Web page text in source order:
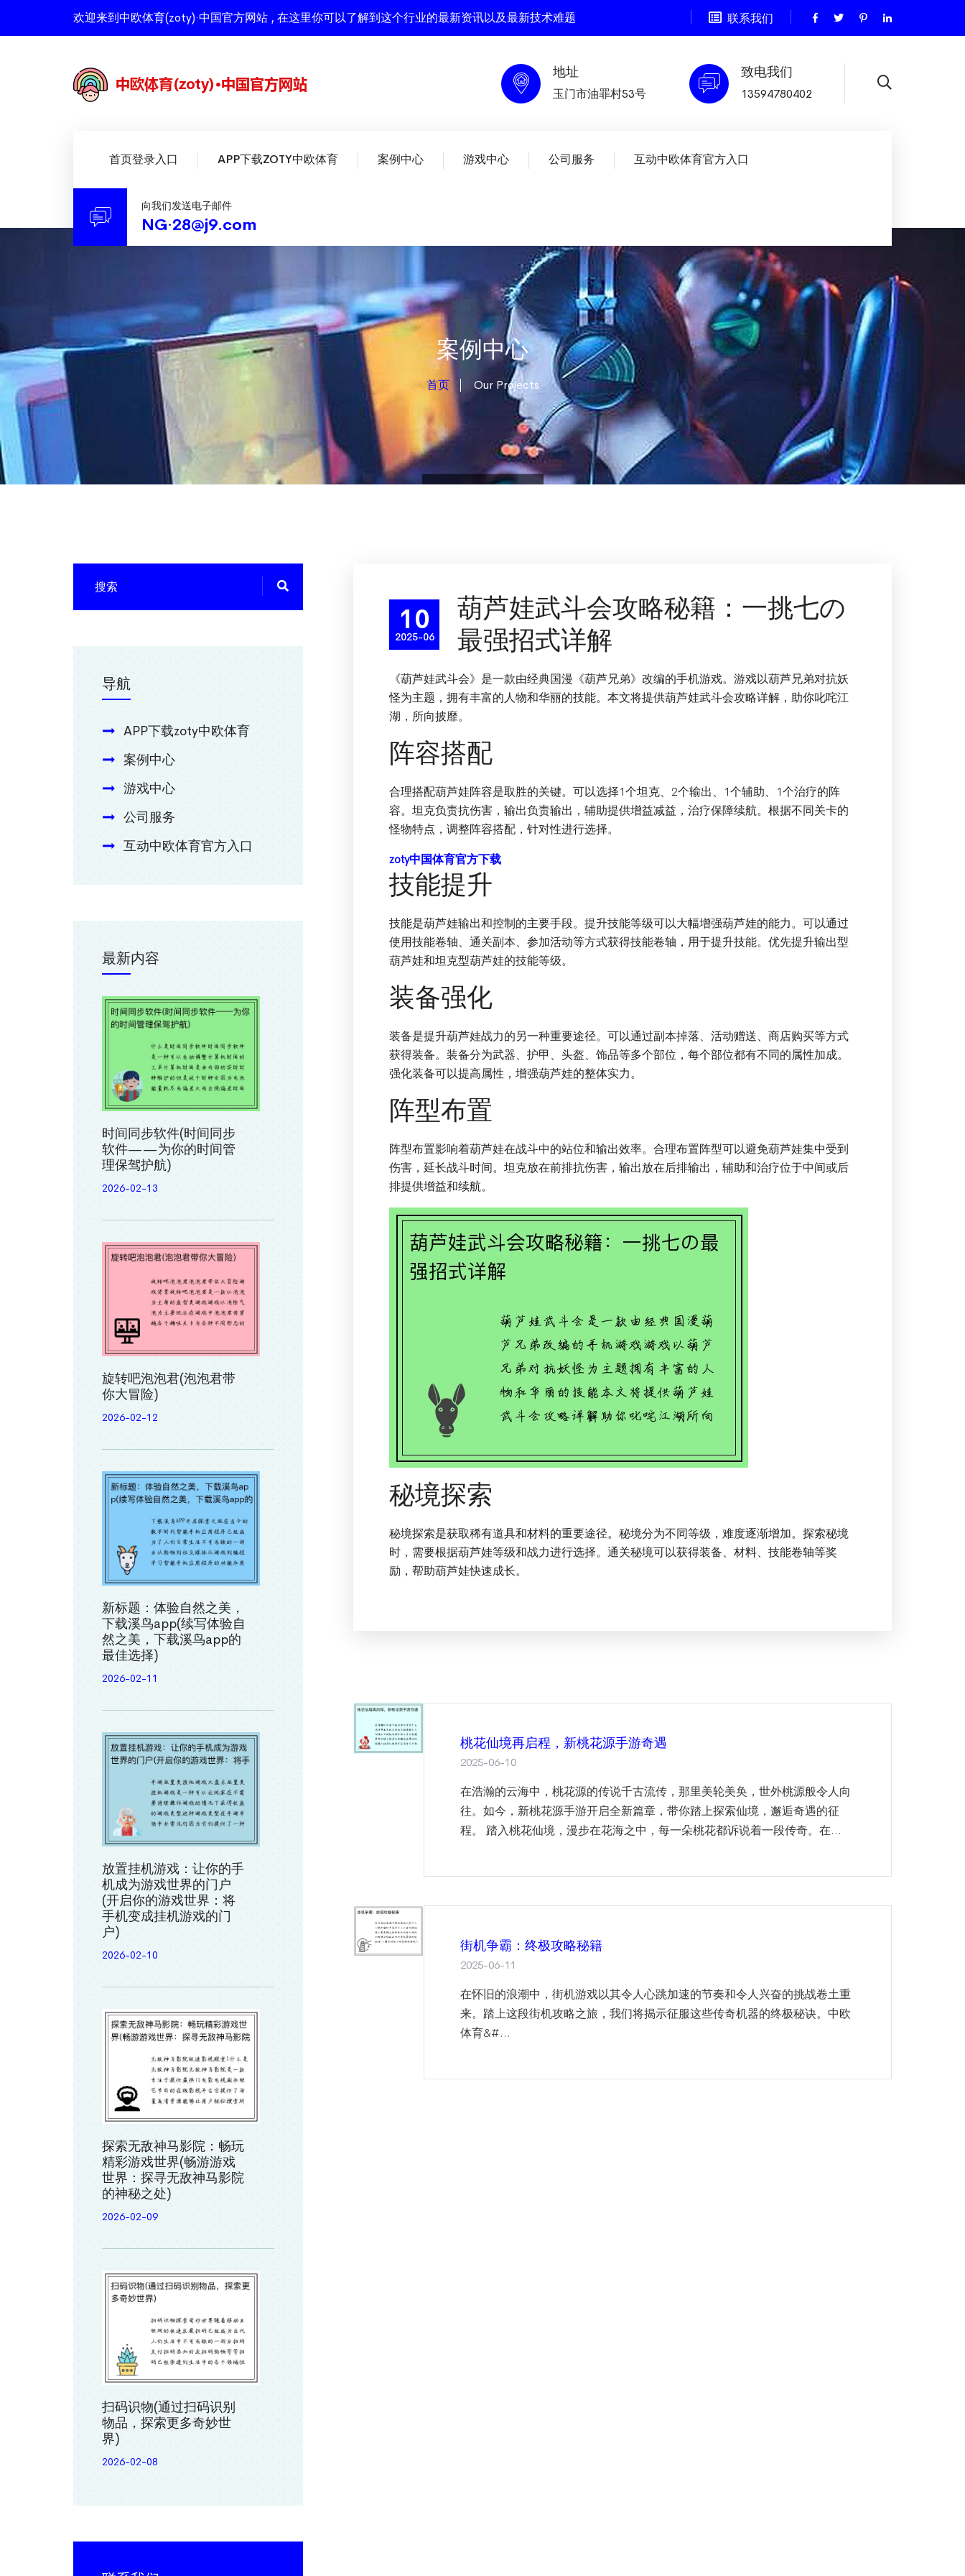
欢迎来到中欧体育(zoty)·中国官方网站 , 在这里你可以了解到这个行业的最新资讯以及最新技术难题 联系我们
地址
玉门市油罪村53号
致电我们
13594780402
首页登录入口 APP下载ZOTY中欧体育 案例中心 游戏中心 公司服务 互动中欧体育官方入口
向我们发送电子邮件
NG·28@j9.com
案例中心
首页 Our Projects
10
2025-06
葫芦娃武斗会攻略秘籍：一挑七の
最强招式详解
《葫芦娃武斗会》是一款由经典国漫《葫芦兄弟》改编的手机游戏。游戏以葫芦兄弟对抗妖
怪为主题，拥有丰富的人物和华丽的技能。本文将提供葫芦娃武斗会攻略详解，助你叱咤江
湖，所向披靡。
阵容搭配
合理搭配葫芦娃阵容是取胜的关键。可以选择1个坦克、2个输出、1个辅助、1个治疗的阵
容。坦克负责抗伤害，输出负责输出，辅助提供增益减益，治疗保障续航。根据不同关卡的
怪物特点，调整阵容搭配，针对性进行选择。
zoty中国体育官方下载
技能提升
技能是葫芦娃输出和控制的主要手段。提升技能等级可以大幅增强葫芦娃的能力。可以通过
使用技能卷轴、通关副本、参加活动等方式获得技能卷轴，用于提升技能。优先提升输出型
葫芦娃和坦克型葫芦娃的技能等级。
装备强化
装备是提升葫芦娃战力的另一种重要途径。可以通过副本掉落、活动赠送、商店购买等方式
获得装备。装备分为武器、护甲、头盔、饰品等多个部位，每个部位都有不同的属性加成。
强化装备可以提高属性，增强葫芦娃的整体实力。
阵型布置
阵型布置影响着葫芦娃在战斗中的站位和输出效率。合理布置阵型可以避免葫芦娃集中受到
伤害，延长战斗时间。坦克放在前排抗伤害，输出放在后排输出，辅助和治疗位于中间或后
排提供增益和续航。
秘境探索
秘境探索是获取稀有道具和材料的重要途径。秘境分为不同等级，难度逐渐增加。探索秘境
时，需要根据葫芦娃等级和战力进行选择。通关秘境可以获得装备、材料、技能卷轴等奖
励，帮助葫芦娃快速成长。
桃花仙境再启程，新桃花源手游奇遇
2025-06-10
在浩瀚的云海中，桃花源的传说千古流传，那里美轮美奂，世外桃源般令人向
往。如今，新桃花源手游开启全新篇章，带你踏上探索仙境，邂逅奇遇的征
程。 踏入桃花仙境，漫步在花海之中，每一朵桃花都诉说着一段传奇。在...
街机争霸：终极攻略秘籍
2025-06-11
在怀旧的浪潮中，街机游戏以其令人心跳加速的节奏和令人兴奋的挑战卷土重
来。踏上这段街机攻略之旅，我们将揭示征服这些传奇机器的终极秘诀。中欧
体育&#...
导航
APP下载zoty中欧体育
案例中心
游戏中心
公司服务
互动中欧体育官方入口
最新内容
时间同步软件(时间同步
软件——为你的时间管
理保驾护航)
2026-02-13
旋转吧泡泡君(泡泡君带
你大冒险)
2026-02-12
新标题：体验自然之美，
下载溪鸟app(续写体验自
然之美，下载溪鸟app的
最佳选择)
2026-02-11
放置挂机游戏：让你的手
机成为游戏世界的门户
(开启你的游戏世界：将
手机变成挂机游戏的门
户)
2026-02-10
探索无敌神马影院：畅玩
精彩游戏世界(畅游游戏
世界：探寻无敌神马影院
的神秘之处)
2026-02-09
扫码识物(通过扫码识别
物品，探索更多奇妙世
界)
2026-02-08